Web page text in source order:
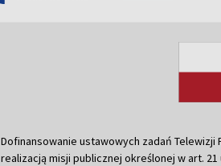
Dofinansowanie ustawowych zadań Telewizji
realizacją misji publicznej określonej w art. 21